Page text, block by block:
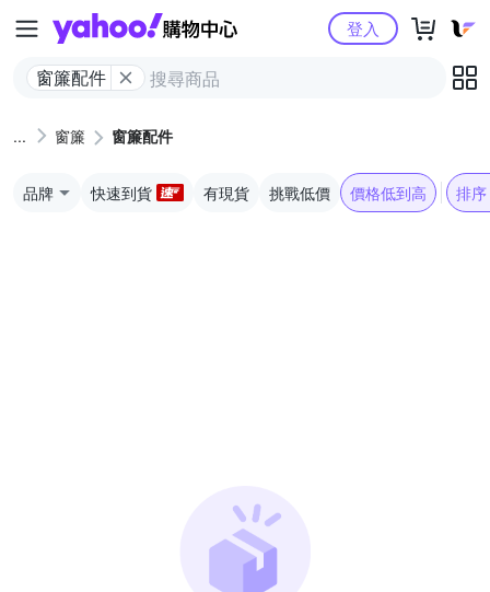
Yahoo購物中心
窗簾配件
登入
窗簾 窗簾配件
品牌 快速到貨 有現貨 挑戰低價 價格低到高 排序